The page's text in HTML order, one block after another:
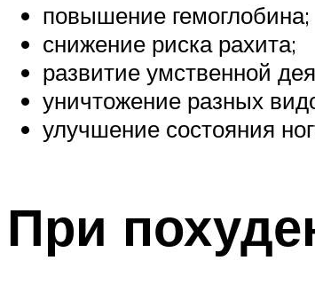
повышение гемоглобина;
снижение риска рахита;
развитие умственной
уничтожение разных
улучшение состояния
При